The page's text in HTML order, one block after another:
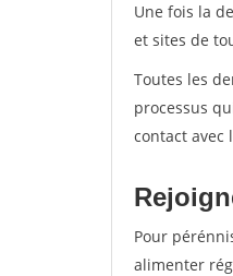
Une fois la
et sites de
Toutes les
processus
contact
Pour
alimenter